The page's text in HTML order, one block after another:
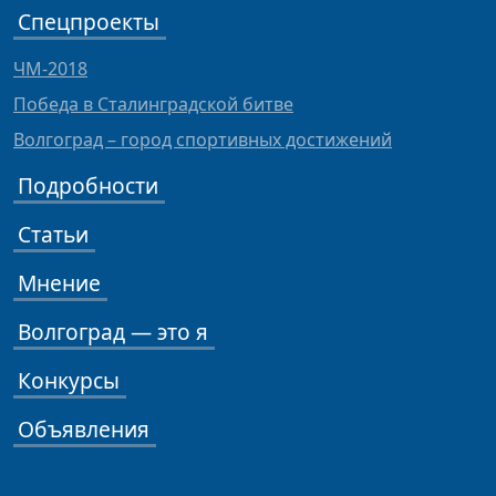
Спецпроекты
ЧМ-2018
Победа в Сталинградской битве
Волгоград – город спортивных достижений
Подробности
Статьи
Мнение
Волгоград — это я
Конкурсы
Объявления